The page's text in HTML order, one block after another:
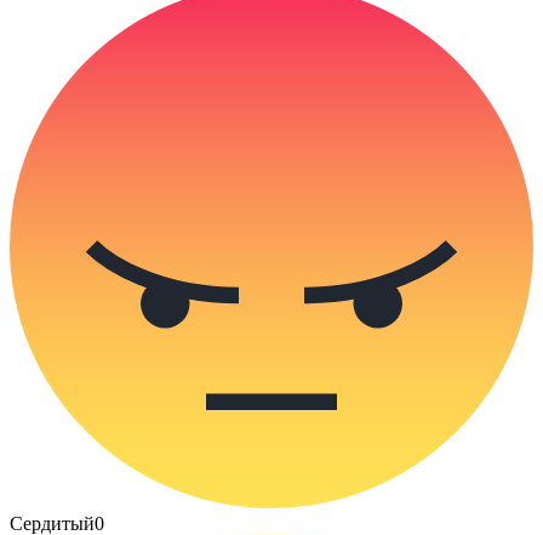
Сердитый0